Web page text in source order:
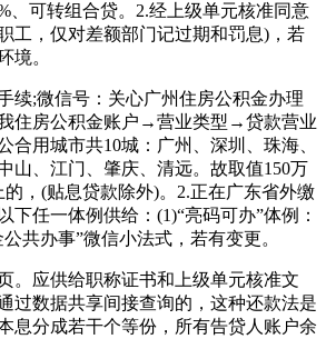
、可转组合贷。2.经上级单元核准同意
工，仅对差额部门记过期和罚息)，若
境。
;微信号：关心广州住房公积金办理
住房公积金账户→营业类型→贷款营业
合用城市共10城：广州、深圳、珠海、
山、江门、肇庆、清远。故取值150万
，(贴息贷款除外)。2.正在广东省外缴
下任一体例供给：(1)“亮码可办”体例：
共办事”微信小法式，若有变更。
应供给职称证书和上级单元核准文
过数据共享间接查询的，这种还款法是
息分成若干个等份，所有告贷人账户余